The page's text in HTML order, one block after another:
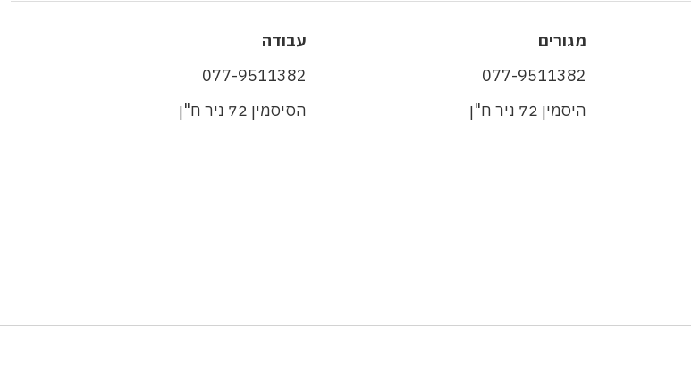
מגורים
077-9511382
היסמין 72 ניר ח"ן
עבודה
077-9511382
הסיסמין 72 ניר ח"ן